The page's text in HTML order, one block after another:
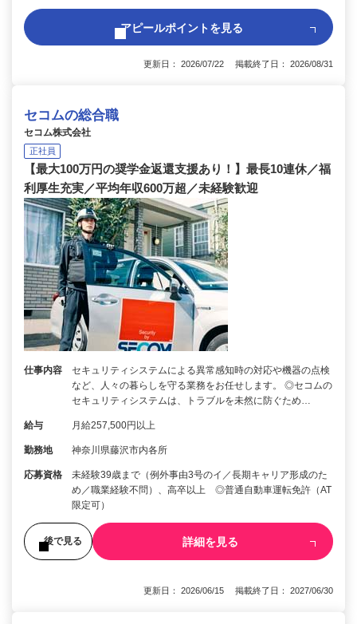
アピールポイントを見る
更新日： 2026/07/22 掲載終了日： 2026/08/31
セコムの総合職
セコム株式会社
正社員
【最大100万円の奨学金返還支援あり！】最長10連休／福
利厚生充実／平均年収600万超／未経験歓迎
仕事内容
セキュリティシステムによる異常感知時の対応や機器の点検
など、人々の暮らしを守る業務をお任せします。 ◎セコムの
セキュリティシステムは、トラブルを未然に防ぐため…
給与 月給257,500円以上
勤務地 神奈川県藤沢市内各所
応募資格
未経験39歳まで（例外事由3号のイ／長期キャリア形成のた
め／職業経験不問）、高卒以上 ◎普通自動車運転免許（AT
限定可）
後で見る 詳細を見る
更新日： 2026/06/15 掲載終了日： 2027/06/30